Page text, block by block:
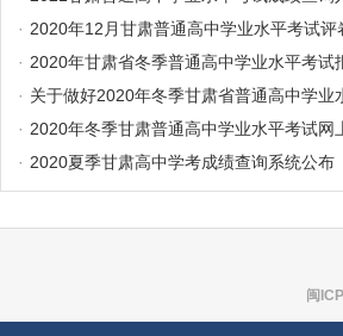
· 2020年12月甘肃普通高中学业水平考试评
· 2020年甘肃省冬季普通高中学业水平考试
· 关于做好2020年冬季甘肃省普通高中学业
· 2020年冬季甘肃普通高中学业水平考试网
· 2020夏季甘肃高中学考成绩查询系统公布
闽